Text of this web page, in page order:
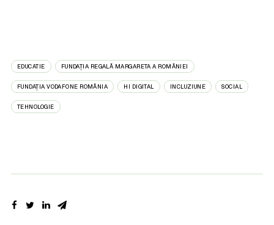
EDUCATIE FUNDAȚIA REGALĂ MARGARETA A ROMÂNIEI
FUNDAȚIA VODAFONE ROMÂNIA HI DIGITAL INCLUZIUNE SOCIAL
TEHNOLOGIE